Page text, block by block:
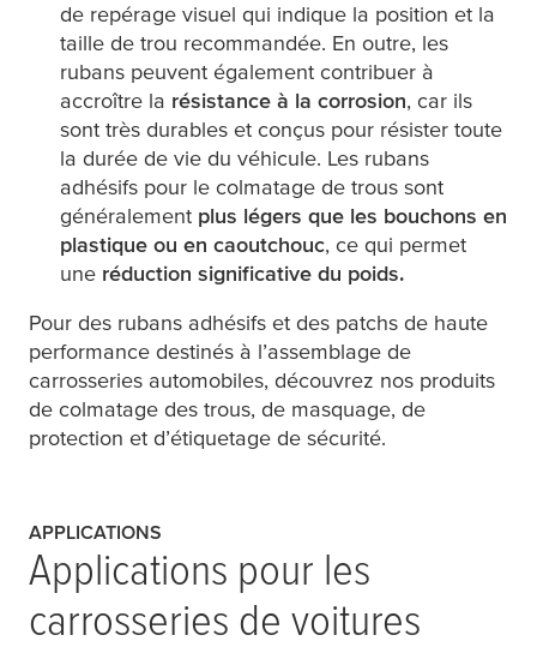
de repérage visuel qui indique la position et la
taille de trou recommandée. En outre, les
rubans peuvent également contribuer à
accroître la résistance à la corrosion, car ils
sont très durables et conçus pour résister toute
la durée de vie du véhicule. Les rubans
adhésifs pour le colmatage de trous sont
généralement plus légers que les bouchons en
plastique ou en caoutchouc, ce qui permet
une réduction significative du poids.
Pour des rubans adhésifs et des patchs de haute
performance destinés à l’assemblage de
carrosseries automobiles, découvrez nos produits
de colmatage des trous, de masquage, de
protection et d’étiquetage de sécurité.
APPLICATIONS
Applications pour les
carrosseries de voitures